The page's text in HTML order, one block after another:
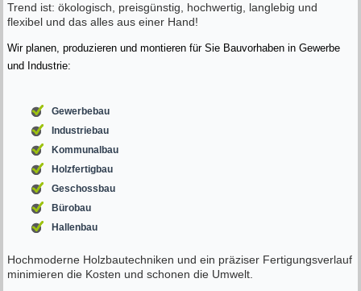
Trend ist: ökologisch, preisgünstig, hochwertig, langlebig und
flexibel und das alles aus einer Hand!
Wir planen, produzieren und montieren für Sie Bauvorhaben in Gewerbe
und Industrie:
Gewerbebau
Industriebau
Kommunalbau
Holzfertigbau
Geschossbau
Bürobau
Hallenbau
Hochmoderne Holzbautechniken und ein präziser Fertigungsverlauf
minimieren die Kosten und schonen die Umwelt.